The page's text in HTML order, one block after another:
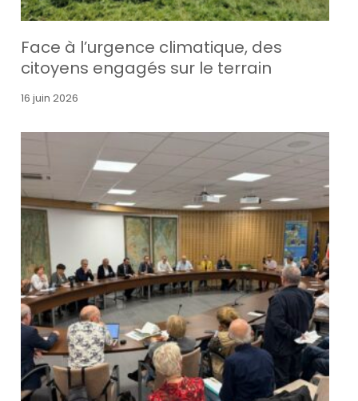
Face à l’urgence climatique, des
citoyens engagés sur le terrain
16 juin 2026